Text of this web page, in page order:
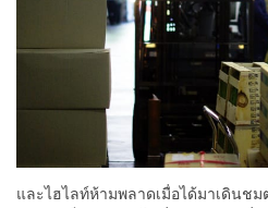
และไฮไลท์ห้ามพลาดเมื่อได้มาเดินช